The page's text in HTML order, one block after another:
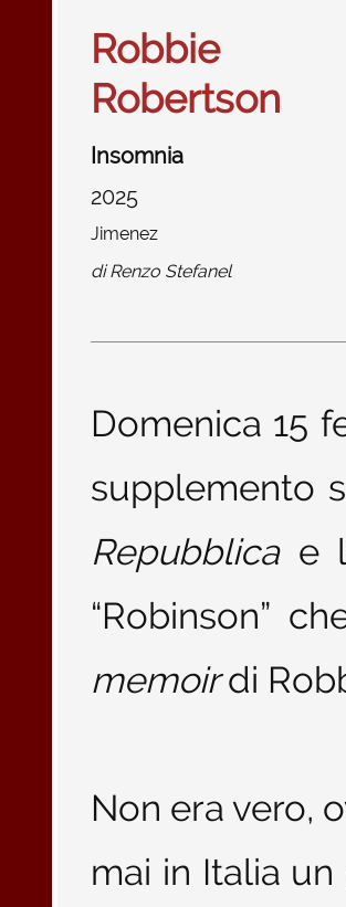
Robbie
Robertson
Insomnia
2025
Jimenez
diRenzo Stefanel
Domenica 15
supplemento
Repubblicae
“Robinson”
memoirdi
Non era vero,
mai in Italia un